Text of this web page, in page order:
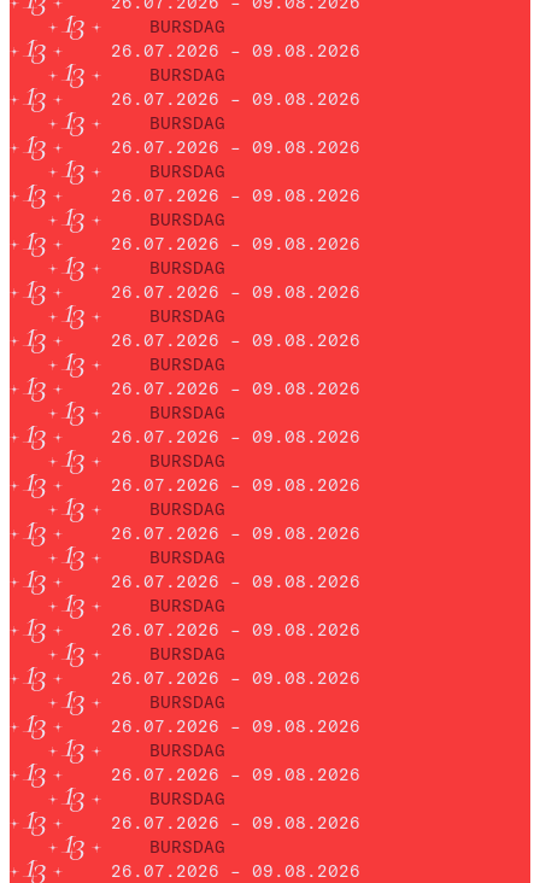
BURSDAG
26.07.2026 – 09.08.2026
BURSDAG
26.07.2026 – 09.08.2026
BURSDAG
26.07.2026 – 09.08.2026
BURSDAG
26.07.2026 – 09.08.2026
BURSDAG
26.07.2026 – 09.08.2026
BURSDAG
26.07.2026 – 09.08.2026
BURSDAG
26.07.2026 – 09.08.2026
BURSDAG
26.07.2026 – 09.08.2026
BURSDAG
26.07.2026 – 09.08.2026
BURSDAG
26.07.2026 – 09.08.2026
BURSDAG
26.07.2026 – 09.08.2026
BURSDAG
26.07.2026 – 09.08.2026
BURSDAG
26.07.2026 – 09.08.2026
BURSDAG
26.07.2026 – 09.08.2026
BURSDAG
26.07.2026 – 09.08.2026
BURSDAG
26.07.2026 – 09.08.2026
BURSDAG
26.07.2026 – 09.08.2026
BURSDAG
26.07.2026 – 09.08.2026